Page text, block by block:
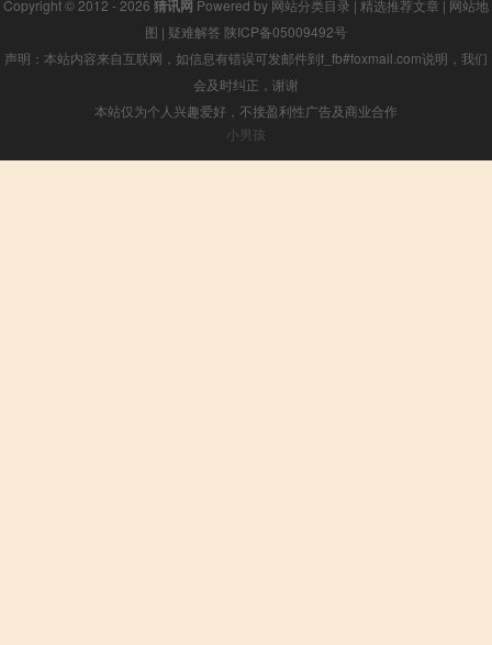
Copyright © 2012 - 2026 猜讯网 Powered by 网站分类目录 | 精选推荐文章 | 网站地
图 | 疑难解答 陕ICP备05009492号
声明：本站内容来自互联网，如信息有错误可发邮件到f_fb#foxmail.com说明，我们
会及时纠正，谢谢
本站仅为个人兴趣爱好，不接盈利性广告及商业合作
小男孩